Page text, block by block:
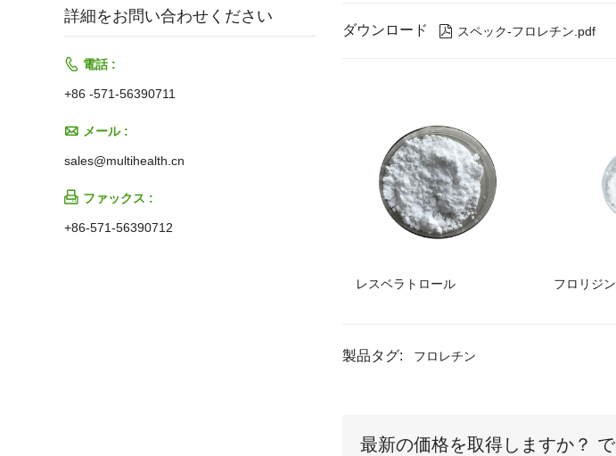
ダウンロード  スペック-フロレチン.pdf
レスベラトロール フロリジン
製品タグ: フロレチン
最新の価格を取得しますか？
詳細をお問い合わせください
 電話 :
+86 -571-56390711
 メール :
sales@multihealth.cn
 ファックス :
+86-571-56390712